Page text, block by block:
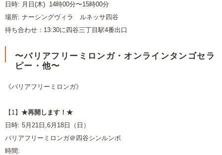
日時: 月日(木) 14時00分〜15時00分
場所: ナーシングヴィラ ルネッサ四谷
待ち合わせ：13:30に四谷三丁目駅4番出口
〜バリアフリーミロンガ・オンラインタンゴセラ
ピー・他〜
《バリアフリーミロンガ》
【1】 ★再開します！★
日時: 5月21日,6月18日（日）
バリアフリーミロンガ＠四谷シンルンボ
時間: